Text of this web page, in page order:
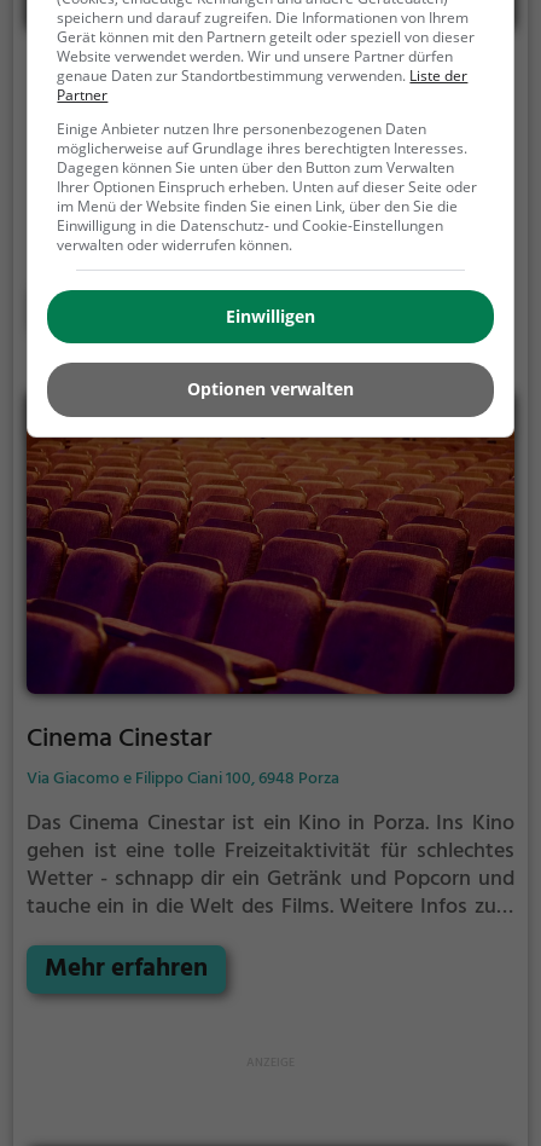
Cinema Teatro Kursaal
Via Marcacci, 6605 Locarno
Das Cinema Teatro Kursaal ist eines von 4 Kinos in
Locarno . Ins Kino gehen ist eine tolle
Freizeitaktivität für schlechtes Wetter - schnapp dir
ein Getränk und Popcorn und tauche ein in die Welt
des Films.
Mehr erfahren
Cinema Cinestar
Via Giacomo e Filippo Ciani 100, 6948 Porza
Das Cinema Cinestar ist ein Kino in Porza. Ins Kino
gehen ist eine tolle Freizeitaktivität für schlechtes
Wetter - schnapp dir ein Getränk und Popcorn und
tauche ein in die Welt des Films. Weitere Infos zum
Tickets findest du auf der Website.
Mehr erfahren
speichern und darauf zugreifen. Die Informationen von Ihrem
Gerät können mit den Partnern geteilt oder speziell von dieser
Website verwendet werden. Wir und unsere Partner dürfen
genaue Daten zur Standortbestimmung verwenden. Liste der
Partner
Einige Anbieter nutzen Ihre personenbezogenen Daten
möglicherweise auf Grundlage ihres berechtigten Interesses.
Dagegen können Sie unten über den Button zum Verwalten
Ihrer Optionen Einspruch erheben. Unten auf dieser Seite oder
im Menü der Website finden Sie einen Link, über den Sie die
Einwilligung in die Datenschutz- und Cookie-Einstellungen
verwalten oder widerrufen können.
Einwilligen
Optionen verwalten